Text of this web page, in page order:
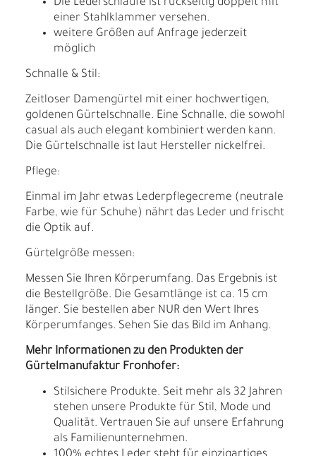
Die Lederschlaufe ist rückseitig doppelt mit
einer Stahlklammer versehen.
weitere Größen auf Anfrage jederzeit
möglich
Schnalle & Stil:
Zeitloser Damengürtel mit einer hochwertigen,
goldenen Gürtelschnalle. Eine Schnalle, die sowohl
casual als auch elegant kombiniert werden kann.
Die Gürtelschnalle ist laut Hersteller nickelfrei.
Pflege:
Einmal im Jahr etwas Lederpflegecreme (neutrale
Farbe, wie für Schuhe) nährt das Leder und frischt
die Optik auf.
Gürtelgröße messen:
Messen Sie Ihren Körperumfang. Das Ergebnis ist
die Bestellgröße. Die Gesamtlänge ist ca. 15 cm
länger. Sie bestellen aber NUR den Wert Ihres
Körperumfanges. Sehen Sie das Bild im Anhang.
Mehr Informationen zu den Produkten der
Gürtelmanufaktur Fronhofer:
Stilsichere Produkte. Seit mehr als 32 Jahren
stehen unsere Produkte für Stil, Mode und
Qualität. Vertrauen Sie auf unsere Erfahrung
als Familienunternehmen.